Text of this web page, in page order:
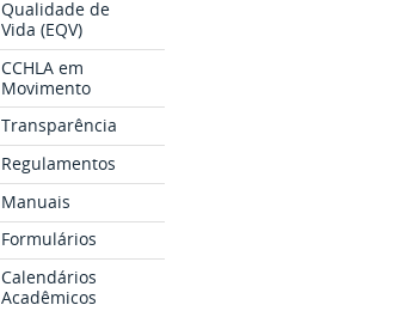
Qualidade de
Vida (EQV)
CCHLA em
Movimento
Transparência
Regulamentos
Manuais
Formulários
Calendários
Acadêmicos